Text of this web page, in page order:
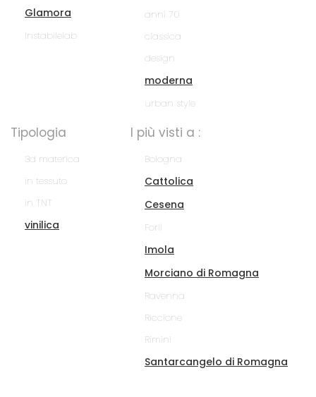
Glamora
Instabilelab
anni 70
classica
design
moderna
urban style
Tipologia
3d materica
in tessuto
in TNT
vinilica
I più visti a :
Bologna
Cattolica
Cesena
Forlì
Imola
Morciano di Romagna
Ravenna
Riccione
Rimini
Santarcangelo di Romagna